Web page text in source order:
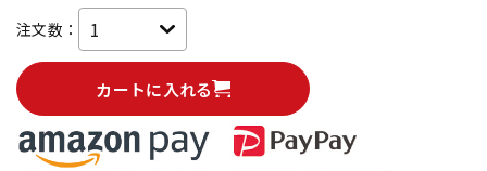
注文数：
カートに入れる